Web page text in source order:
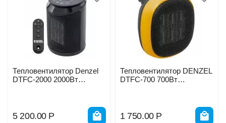
Тепловентилятор Denzel
DTFC-2000 2000Вт
5 200.00 Р
Тепловентилятор DENZEL
DTFC-700 700Вт
1 750.00 Р